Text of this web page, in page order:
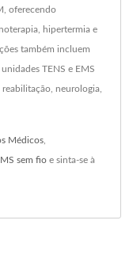
oferecendo
hipertermia e
também incluem
TENS e EMS
neurologia,
Médicos
sem fio e sinta-se à